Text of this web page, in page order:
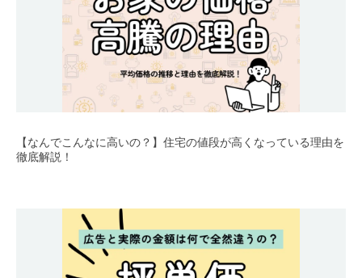
【なんでこんなに高いの？】住宅の値段が高くなっている理由を
徹底解説！